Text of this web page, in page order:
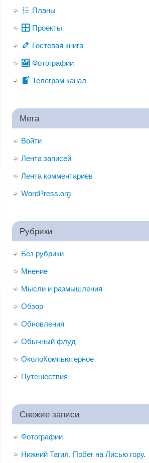
Планы
Проекты
Гостевая книга
Фотографии
Телеграм канал
Мета
Войти
Лента записей
Лента комментариев
WordPress.org
Рубрики
Без рубрики
Мнение
Мысли и размышления
Обзор
Обновления
Обычный флуд
ОколоКомпьютерное
Путешествия
Свежие записи
Фотографии
Нижний Тагил. Побег на Лисью гору.